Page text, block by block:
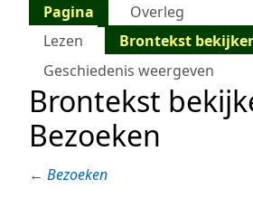
Pagina Overleg
Lezen
Brontekst
Geschiedenis weergeven
Brontekst
Bezoeken
← Bezoeken